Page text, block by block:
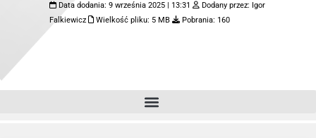
Data dodania: 9 września 2025 | 13:31 Dodany przez: Igor
Falkiewicz
Wielkość pliku: 5 MB Pobrania: 160